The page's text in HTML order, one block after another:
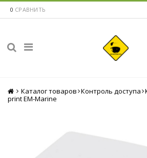
0 СРАВНИТЬ
Главная
Каталог товаров Контроль доступа
print EM-Marine